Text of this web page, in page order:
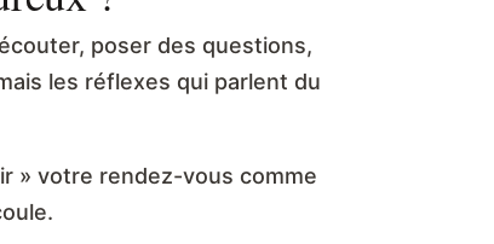
poser des questions,
les réflexes qui parlent du
» votre rendez-vous comme